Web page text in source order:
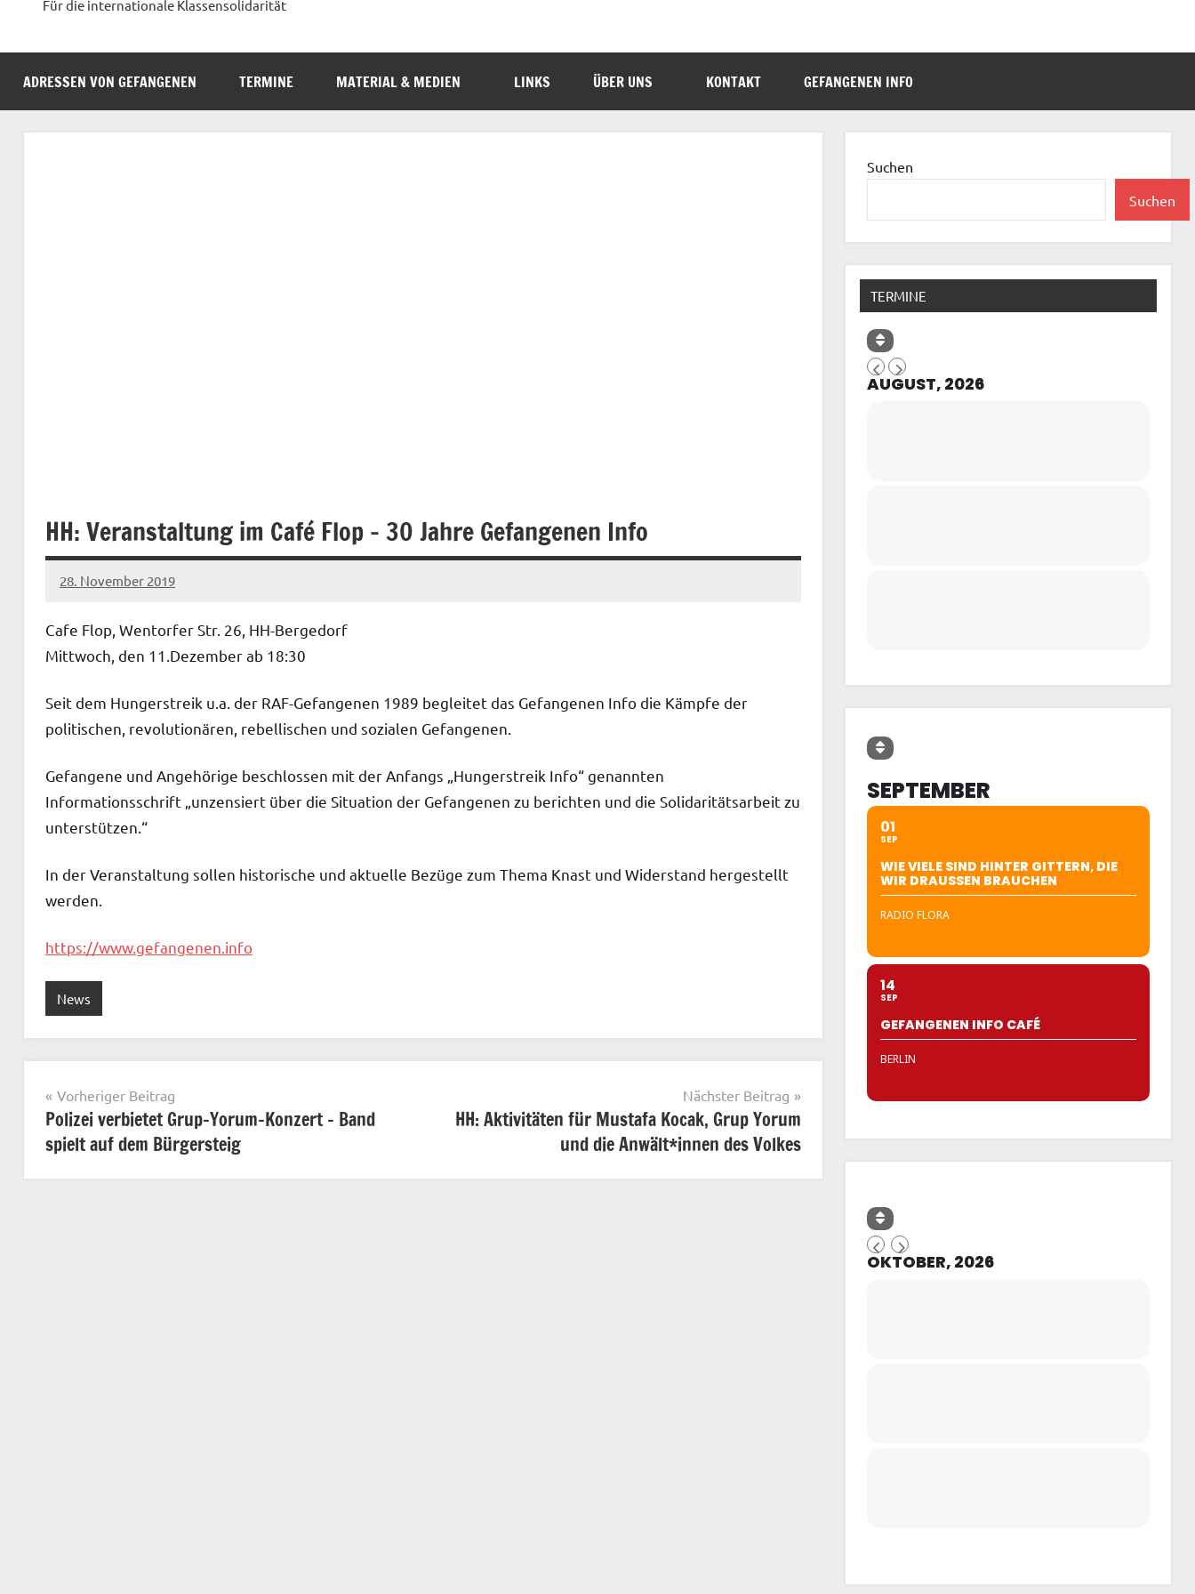
Für die internationale Klassensolidarität
ADRESSEN VON GEFANGENEN TERMINE MATERIAL & MEDIEN LINKS ÜBER UNS KONTAKT GEFANGENEN INFO
HH: Veranstaltung im Café Flop – 30 Jahre Gefangenen Info
28. November 2019
admin
Cafe Flop, Wentorfer Str. 26, HH-Bergedorf
Mittwoch, den 11.Dezember ab 18:30
Seit dem Hungerstreik u.a. der RAF-Gefangenen 1989 begleitet das Gefangenen Info die Kämpfe der
politischen, revolutionären, rebellischen und sozialen Gefangenen.
Gefangene und Angehörige beschlossen mit der Anfangs „Hungerstreik Info“ genannten
Informationsschrift „unzensiert über die Situation der Gefangenen zu berichten und die Solidaritätsarbeit zu
unterstützen.“
In der Veranstaltung sollen historische und aktuelle Bezüge zum Thema Knast und Widerstand hergestellt
werden.
https://www.gefangenen.info
News
Beitragsnavigation
Vorheriger Beitrag
Polizei verbietet Grup-Yorum-Konzert – Band
spielt auf dem Bürgersteig
Nächster Beitrag
HH: Aktivitäten für Mustafa Kocak, Grup Yorum
und die Anwält*innen des Volkes
Suchen
Suchen
TERMINE
AUGUST, 2026
SEPTEMBER
01
SEP
WIE VIELE SIND HINTER GITTERN, DIE
WIR DRAUSSEN BRAUCHEN
RADIO FLORA
14
SEP
GEFANGENEN INFO CAFÉ
BERLIN
OKTOBER, 2026